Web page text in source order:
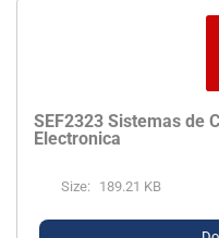
SEF2323 Sistemas de
Electronica
Size: 189.21 KB